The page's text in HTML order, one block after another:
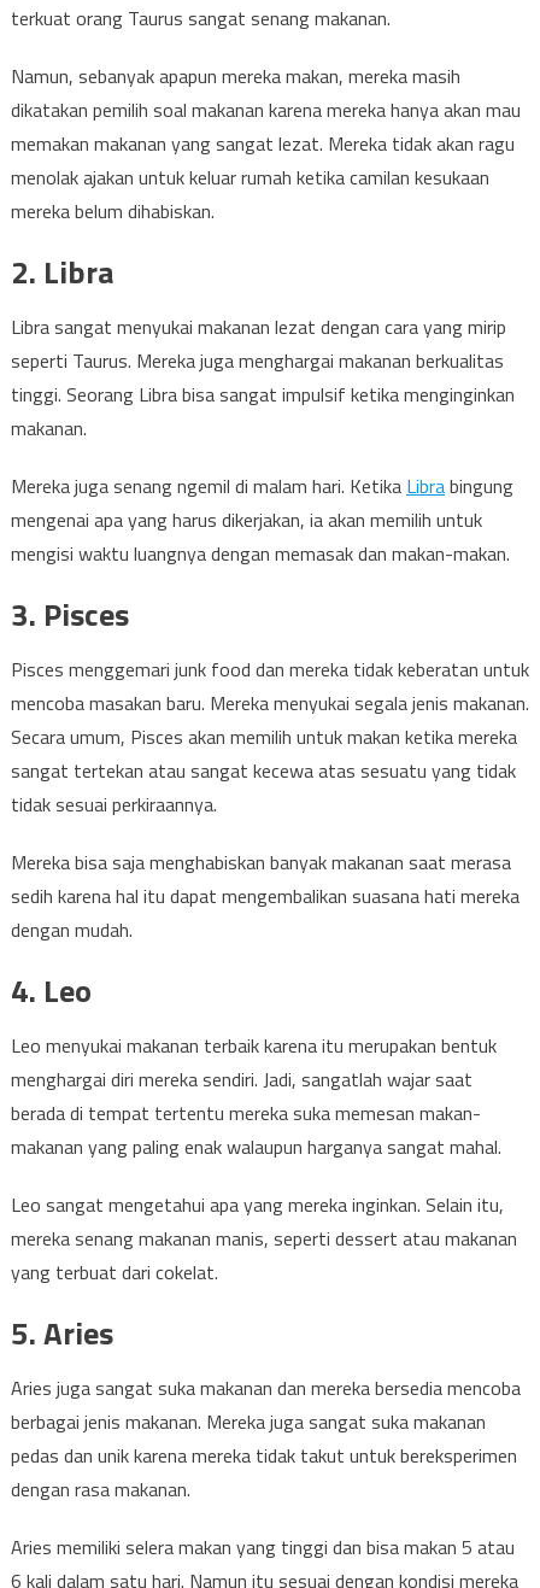
terkuat orang Taurus sangat senang makanan.
Namun, sebanyak apapun mereka makan, mereka masih
dikatakan pemilih soal makanan karena mereka hanya akan mau
memakan makanan yang sangat lezat. Mereka tidak akan ragu
menolak ajakan untuk keluar rumah ketika camilan kesukaan
mereka belum dihabiskan.
2. Libra
Libra sangat menyukai makanan lezat dengan cara yang mirip
seperti Taurus. Mereka juga menghargai makanan berkualitas
tinggi. Seorang Libra bisa sangat impulsif ketika menginginkan
makanan.
Mereka juga senang ngemil di malam hari. Ketika Librabingung
mengenai apa yang harus dikerjakan, ia akan memilih untuk
mengisi waktu luangnya dengan memasak dan makan-makan.
3. Pisces
Pisces menggemari junk food dan mereka tidak keberatan untuk
mencoba masakan baru. Mereka menyukai segala jenis makanan.
Secara umum, Pisces akan memilih untuk makan ketika mereka
sangat tertekan atau sangat kecewa atas sesuatu yang tidak
tidak sesuai perkiraannya.
Mereka bisa saja menghabiskan banyak makanan saat merasa
sedih karena hal itu dapat mengembalikan suasana hati mereka
dengan mudah.
4. Leo
Leo menyukai makanan terbaik karena itu merupakan bentuk
menghargai diri mereka sendiri. Jadi, sangatlah wajar saat
berada di tempat tertentu mereka suka memesan makan-
makanan yang paling enak walaupun harganya sangat mahal.
Leo sangat mengetahui apa yang mereka inginkan. Selain itu,
mereka senang makanan manis, seperti dessert atau makanan
yang terbuat dari cokelat.
5. Aries
Aries juga sangat suka makanan dan mereka bersedia mencoba
berbagai jenis makanan. Mereka juga sangat suka makanan
pedas dan unik karena mereka tidak takut untuk bereksperimen
dengan rasa makanan.
Aries memiliki selera makan yang tinggi dan bisa makan 5 atau
6 kali dalam satu hari. Namun itu sesuai dengan kondisi mereka